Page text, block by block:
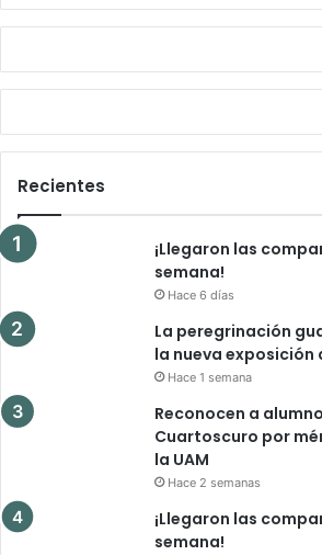
Recientes
¡Llegaron las
semana!
Hace 6 días
La peregrinación
la nueva exposición
Hace 1 semana
Reconocen a
Cuartoscuro por
la UAM
Hace 2 semanas
¡Llegaron las
semana!